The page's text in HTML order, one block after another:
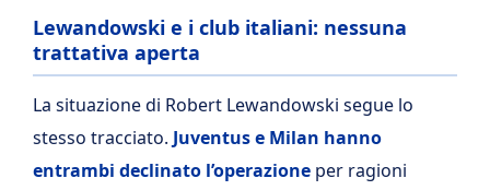
Lewandowski e i club italiani: nessuna
trattativa aperta
La situazione di Robert Lewandowski segue lo
stesso tracciato. Juventus e Milan hanno
entrambi declinato l’operazione per ragioni